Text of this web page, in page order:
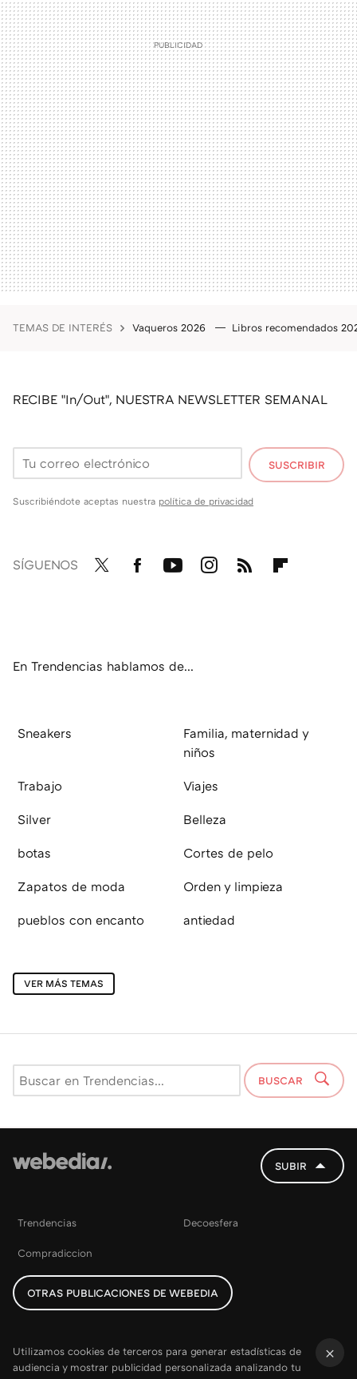
TEMAS DE INTERÉS Vaqueros 2026 Libros recomendados
RECIBE "In/Out", NUESTRA NEWSLETTER SEMANAL
SUSCRIBIR
Suscribiéndote aceptas nuestra política de privacidad
SÍGUENOS
En Trendencias hablamos de...
Sneakers
Familia, maternidad y
niños
Trabajo Viajes
Silver Belleza
botas Cortes de pelo
Zapatos de moda Orden y limpieza
pueblos con encanto antiedad
VER MÁS TEMAS
BUSCAR
SUBIR
Trendencias Decoesfera
Compradiccion
OTRAS PUBLICACIONES DE WEBEDIA
Utilizamos cookies de terceros para generar estadísticas de
audiencia y mostrar publicidad personalizada analizando tu